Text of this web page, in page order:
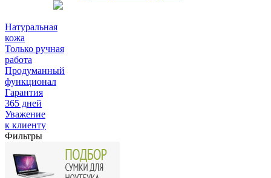
Натуральная
кожа
Только ручная
работа
Продуманный
функционал
Гарантия
365 дней
Уважение
к клиенту
Фильтры